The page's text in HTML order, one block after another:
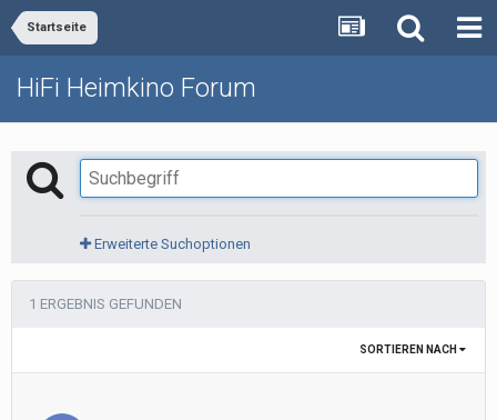
Startseite
HiFi Heimkino Forum
Erweiterte Suchoptionen
1 ERGEBNIS GEFUNDEN
SORTIEREN NACH